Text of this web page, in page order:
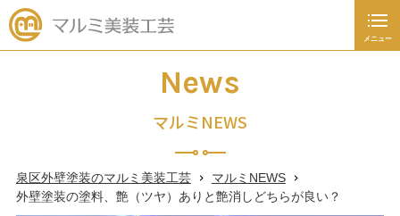
メニュー
閉じる
キャンペーン
News
マルミNEWS
泉区外壁塗装のマルミ美装工芸
マルミNEWS
外壁塗装の塗料、艶（ツヤ）ありと艶消しどちらが良い？